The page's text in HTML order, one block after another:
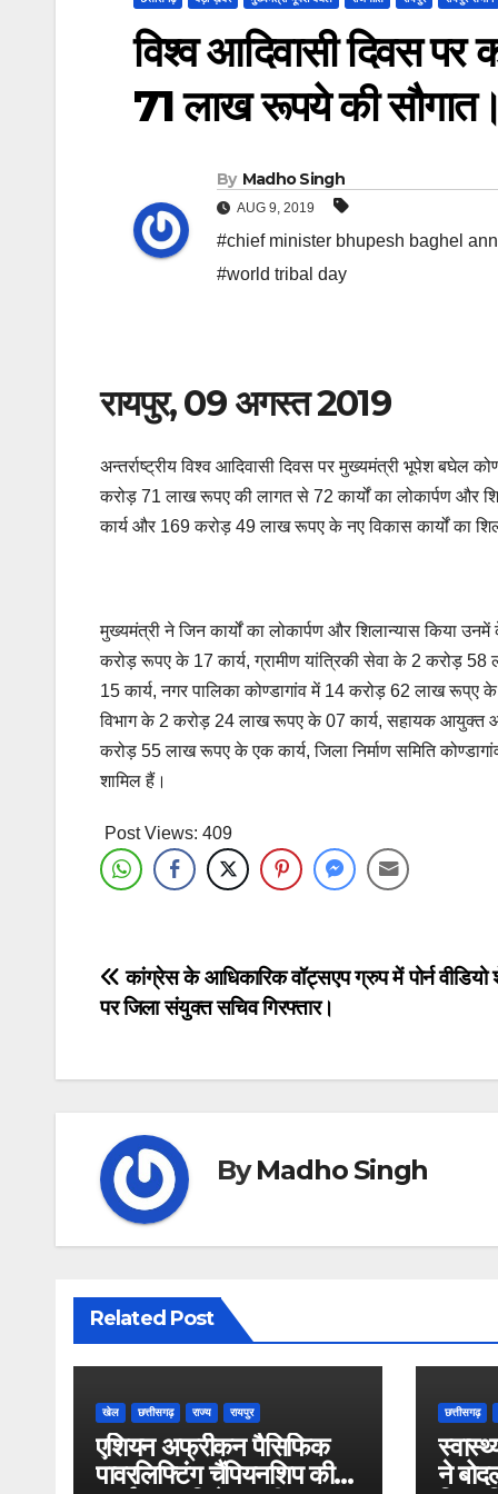
विश्व आदिवासी दिवस पर
71 लाख रूपये की सौगात।
By Madho Singh
AUG 9, 2019
#chief minister bhupesh baghel
#world tribal day
रायपुर, 09 अगस्त 2019
अन्तर्राष्ट्रीय विश्व आदिवासी दिवस पर मुख्यमंत्री भूपेश बघेल
करोड़ 71 लाख रूपए की लागत से 72 कार्यों का लोकार्पण और
कार्य और 169 करोड़ 49 लाख रूपए के नए विकास कार्यों का
मुख्यमंत्री ने जिन कार्यों का लोकार्पण और शिलान्यास किया
करोड़ रूपए के 17 कार्य, ग्रामीण यांत्रिकी सेवा के 2 करोड़
15 कार्य, नगर पालिका कोण्डागांव में 14 करोड़ 62 लाख रूप्ए
विभाग के 2 करोड़ 24 लाख रूपए के 07 कार्य, सहायक आयुक्त
करोड़ 55 लाख रूपए के एक कार्य, जिला निर्माण समिति
शामिल हैं।
Post Views: 409
Post
navigation
कांग्रेस के आधिकारिक वॉट्सएप ग्रुप में पोर्न
पर जिला संयुक्त सचिव गिरफ्तार।
ByMadho Singh
Related Post
खेल छत्तीसगढ़ राज्य रायपुर
एशियन अफ्रीकन पैसिफिक
पावरलिफ्टिंग चैंपियनशिप की
छत्तीसगढ़
ने